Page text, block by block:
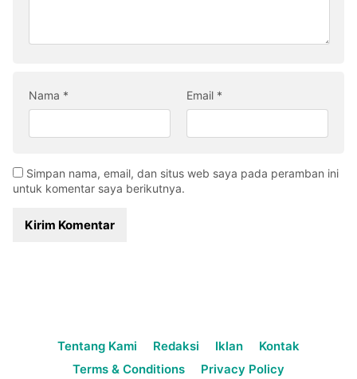
Nama * Email *
Simpan nama, email, dan situs web saya pada peramban ini
untuk komentar saya berikutnya.
Tentang Kami Redaksi Iklan
Kontak
Terms & Conditions
Privacy Policy